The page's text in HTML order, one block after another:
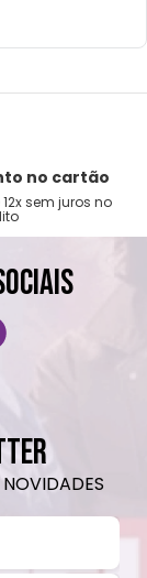
no cartão
sem juros no